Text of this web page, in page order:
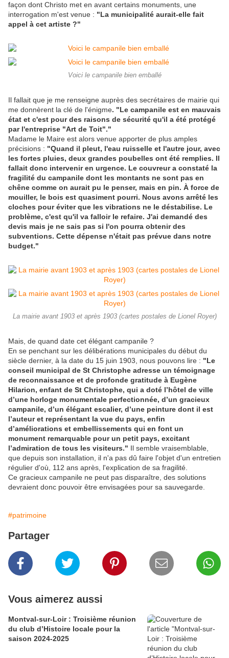
façon dont Christo met en avant certains monuments, une
interrogation m'est venue : "La municipalité aurait-elle fait
appel à cet artiste ?"
Voici le campanile bien emballé
Il fallait que je me renseigne auprès des secrétaires de mairie qui
me donnèrent la clé de l'énigme. "Le campanile est en mauvais
état et c'est pour des raisons de sécurité qu'il a été protégé
par l'entreprise "Art de Toit"."
Madame le Maire est alors venue apporter de plus amples
précisions : "Quand il pleut, l'eau ruisselle et l'autre jour, avec
les fortes pluies, deux grandes poubelles ont été remplies. Il
fallait donc intervenir en urgence. Le couvreur a constaté la
fragilité du campanile dont les montants ne sont pas en
chêne comme on aurait pu le penser, mais en pin. À force de
mouiller, le bois est quasiment pourri. Nous avons arrêté les
cloches pour éviter que les vibrations ne le déstabilise. Le
problème, c'est qu'il va falloir le refaire. J'ai demandé des
devis mais je ne sais pas si l'on pourra obtenir des
subventions. Cette dépense n'était pas prévue dans notre
budget."
La mairie avant 1903 et après 1903 (cartes postales de Lionel Royer)
Mais, de quand date cet élégant campanile ?
En se penchant sur les délibérations municipales du début du
siècle dernier, à la date du 15 juin 1903, nous pouvons lire : "Le
conseil municipal de St Christophe adresse un témoignage
de reconnaissance et de profonde gratitude à Eugène
Hilarion, enfant de St Christophe, qui a doté l’hôtel de ville
d’une horloge monumentale perfectionnée, d’un gracieux
campanile, d’un élégant escalier, d’une peinture dont il est
l’auteur et représentant la vue du pays, enfin
d’améliorations et embellissements qui en font un
monument remarquable pour un petit pays, excitant
l’admiration de tous les visiteurs." Il semble vraisemblable,
que depuis son installation, il n'a pas dû faire l'objet d'un entretien
régulier d'où, 112 ans après, l'explication de sa fragilité.
Ce gracieux campanile ne peut pas disparaître, des solutions
devraient donc pouvoir être envisagées pour sa sauvegarde.
#patrimoine
Partager
Vous aimerez aussi
Montval-sur-Loir : Troisième réunion
du club d’Histoire locale pour la
saison 2024-2025